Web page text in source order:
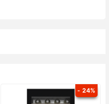
- 24%